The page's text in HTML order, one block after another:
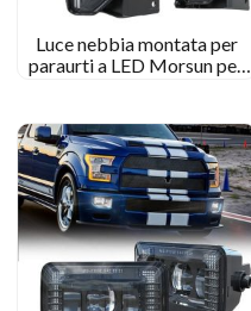
Luce nebbia montata per
paraurti a LED Morsun per
del kit